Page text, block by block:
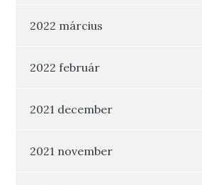
2022 március
2022 február
2021 december
2021 november